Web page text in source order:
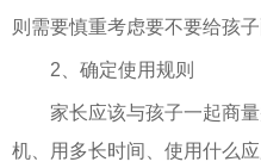
则需要慎重考虑要不要给孩子
2、确定使用规则
家长应该与孩子一起商
机、用多长时间、使用什么